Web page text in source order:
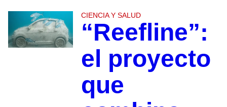
CIENCIA Y SALUD
“Reefline”:
el proyecto
que